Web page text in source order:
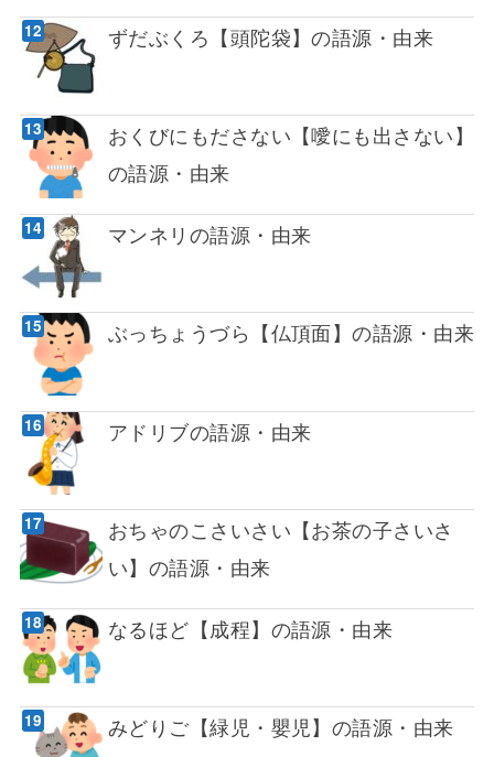
ずだぶくろ【頭陀袋】の語源・由来
おくびにもださない【噯にも出さない】
の語源・由来
マンネリの語源・由来
ぶっちょうづら【仏頂面】の語源・由来
アドリブの語源・由来
おちゃのこさいさい【お茶の子さいさ
い】の語源・由来
なるほど【成程】の語源・由来
みどりご【緑児・嬰児】の語源・由来